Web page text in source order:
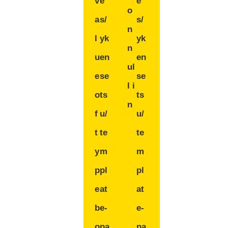
a
u
e
o
f
t
y
p
e
b
s/
yk
en
se
ts
u/
te
m
pl
at
e-
o
n
n
ul
l i
n
s/
yk
en
se
ts
u/
te
m
pl
at
e-